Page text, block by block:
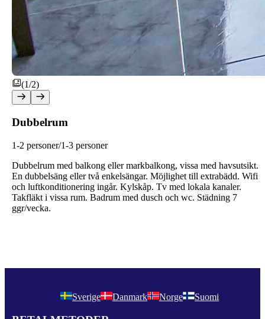
(1/2)
Dubbelrum
1-2 personer/1-3 personer
Dubbelrum med balkong eller markbalkong, vissa med havsutsikt.
En dubbelsäng eller två enkelsängar. Möjlighet till extrabädd. Wifi
och luftkonditionering ingår. Kylskåp. Tv med lokala kanaler.
Takfläkt i vissa rum. Badrum med dusch och wc. Städning 7
ggr/vecka.
Sverige Danmark Norge Suomi